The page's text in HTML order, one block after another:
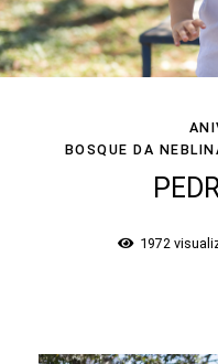
BOSQUE DA
1972